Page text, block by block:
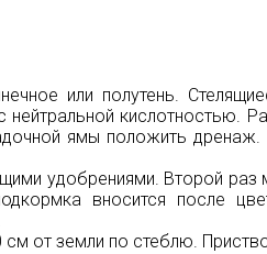
или полутень.
кислотностью.
ямы положить дренаж.
удобрениями. Второй
вносится после
от земли по стеблю.